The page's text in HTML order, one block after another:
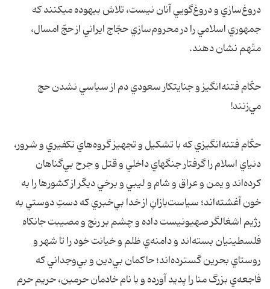
دروغ‌سازي و دروغ‌گويي آنان نيست، تلاش بيهوده ميکنند که
جمهوري اسلامي را در محروم‌سازي حجّاج ايراني از حجّ امسال،
متّهم نشان دهند.
حکّام فتنه‌انگيز و جنايتکار سعودي دم از سياسي نشدن حج
مي‌زنند!
حکّام فتنه‌انگيزي که با تشکيل و تجهيز گروه‌هاي تکفيري و شرور،
دنياي اسلام را گرفتار جنگهاي داخلي و قتل و جرح بي‌گناهان
کرده‌اند و يمن و عراق و شام و ليبي و برخي ديگر از کشورها را به
خون آغشته‌اند؛ سياست‌بازانِ از خدا بي‌خبري که دستِ دوستي به
رژيم اشغالگر صهيونيست داده و چشم بر رنج و مصيبت جانکاه
فلسطينيان بسته‌اند و دامنه‌ي ظلم و خيانت خود را تا شهر و
روستاي بحرين گسترده‌اند؛ حاکمان بي‌دين و بي‌وجداني که
فاجعه‌ي بزرگ منا را پديد آورده و با نام خادمان حرمين، حريم حرم